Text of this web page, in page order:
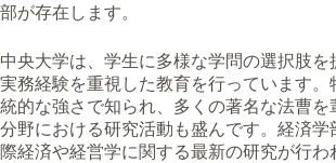
部が存在します。
中央大学は、学生に多様な学問の選択肢を
実務経験を重視した教育を行っています。
統的な強さで知られ、多くの著名な法曹を
分野における研究活動も盛んです。経済学
際経済や経営学に関する最新の研究が行